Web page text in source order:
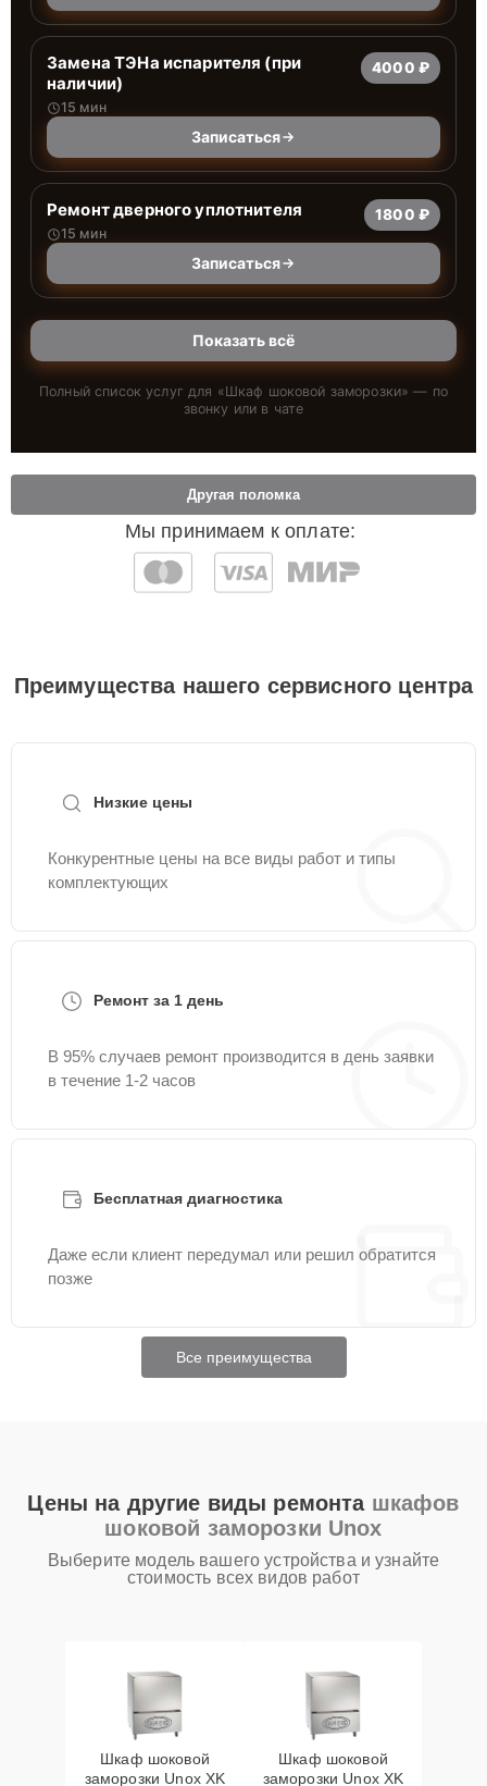
Замена ТЭНа испарителя (при
наличии)
15 мин
4000 ₽
Записаться
Ремонт дверного уплотнителя
15 мин
1800 ₽
Записаться
Показать всё
Полный список услуг для «Шкаф шоковой заморозки» — по
звонку или в чате
Мы принимаем к оплате:
Другая поломка
Преимущества нашего сервисного центра
Низкие цены
Конкурентные цены на все виды работ и типы
комплектующих
Ремонт за 1 день
В 95% случаев ремонт производится в день заявки
в течение 1-2 часов
Бесплатная диагностика
Даже если клиент передумал или решил обратится
позже
Все преимущества
Цены на другие виды ремонта шкафов
шоковой заморозки Unox
Выберите модель вашего устройства и узнайте
стоимость всех видов работ
Шкаф шоковой
заморозки Unox XK
Шкаф шоковой
заморозки Unox XK